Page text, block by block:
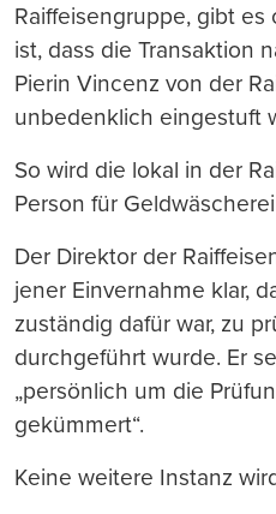
Raiffeisengruppe, gibt es
ist, dass die Transaktion
Pierin Vincenz von der
unbedenklich eingestuft
So wird die lokal in der
Person für
Der Direktor der
jener Einvernahme klar,
zuständig dafür war, zu
durchgeführt wurde. Er
„persönlich um die
gekümmert“.
Keine weitere Instanz